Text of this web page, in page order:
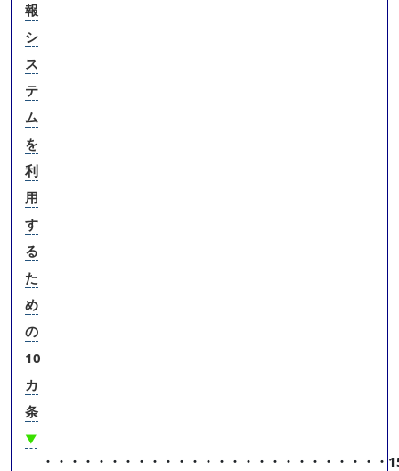
報
シ
ス
テ
ム
を
利
用
す
る
た
め
の
10
カ
条
▼
・・・・・・・・・・・・・・・・・・・・・・・・・・